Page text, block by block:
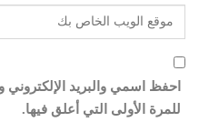
احفظ اسمي والبريد
للمرة الأولى التي أعلق فيها.